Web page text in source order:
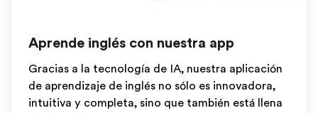
Aprende inglés con nuestra app
Gracias a la tecnología de IA, nuestra aplicación
de aprendizaje de inglés no sólo es innovadora,
intuitiva y completa, sino que también está llena